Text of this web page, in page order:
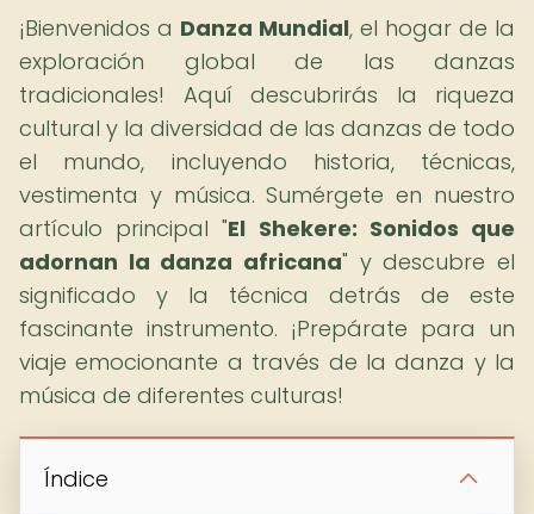
¡Bienvenidos a Danza Mundial, el hogar de la
exploración global de las danzas
tradicionales! Aquí descubrirás la riqueza
cultural y la diversidad de las danzas de todo
el mundo, incluyendo historia, técnicas,
vestimenta y música. Sumérgete en nuestro
artículo principal "El Shekere: Sonidos que
adornan la danza africana" y descubre el
significado y la técnica detrás de este
fascinante instrumento. ¡Prepárate para un
viaje emocionante a través de la danza y la
música de diferentes culturas!
Índice